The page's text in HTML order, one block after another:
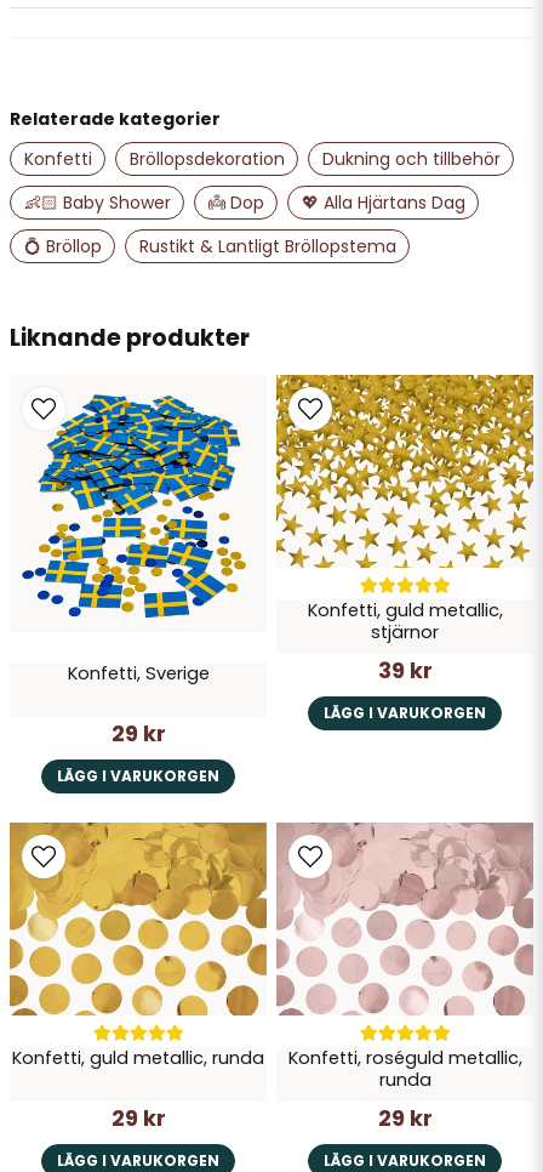
name
Namn
email
Mejladress
Ja, ni får publicera min fråga
Skicka fråga
Liknande produkter
Konfetti, Sverige
29 kr
LÄGG I VARUKORGEN
Konfetti, guld metallic,
stjärnor
39 kr
LÄGG I VARUKORGEN
Konfetti, guld metallic, runda
29 kr
LÄGG I VARUKORGEN
Konfetti, roséguld metallic,
runda
29 kr
LÄGG I VARUKORGEN
Relaterade kategorier
Konfetti
Bröllopsdekoration
Dukning och tillbehör
👶🏻 Baby Shower
👼 Dop
💖 Alla Hjärtans Dag
💍 Bröllop
Rustikt & Lantligt Bröllopstema